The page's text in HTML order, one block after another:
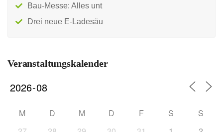
Bau-Messe: Alles unt
Drei neue E-Ladesäu
Veranstaltungskalender
M D M D F S
S